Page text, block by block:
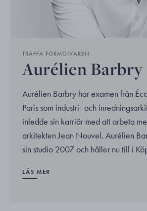
TRÄFFA FORMGIVAREN
Aurélien Barbry
Aurélien Barbry har examen från
Paris som industri- och
inledde sin karriär med att arbeta
arkitekten Jean Nouvel. Aurélien
sin studio 2007 och håller nu till i
LÄS MER